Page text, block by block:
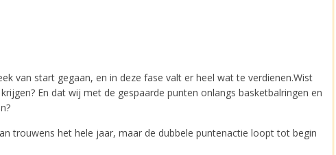
van start gegaan, en in deze fase valt er heel wat te verdienen.Wist
En dat wij met de gespaarde punten onlangs basketbalringen en
trouwens het hele jaar, maar de dubbele puntenactie loopt tot begin